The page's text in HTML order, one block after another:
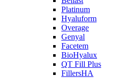
Platinum
Hyaluform
Overage
Genyal
Facetem
BioHyalux
QT Fill Plus
FillersHA